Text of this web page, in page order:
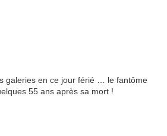
galeries en ce jour férié … le fantôme
55 ans après sa mort !